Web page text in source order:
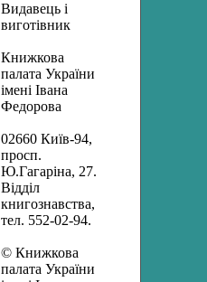
Видавець і
виготівник
Книжкова
палата України
імені Івана
Федорова
02660 Київ-94,
просп.
Ю.Гагаріна, 27.
Відділ
книгознавства,
тел. 552-02-94.
© Книжкова
палата України